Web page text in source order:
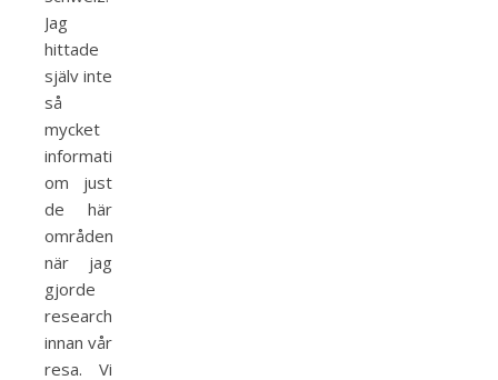
Jag
hittade
själv inte
så
mycket
information
om just
de här
områdena
när jag
gjorde
research
innan vår
resa. Vi